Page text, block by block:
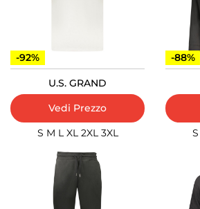
-92%
U.S. GRAND
Vedi Prezzo
S M L XL 2XL 3XL
-88%
S